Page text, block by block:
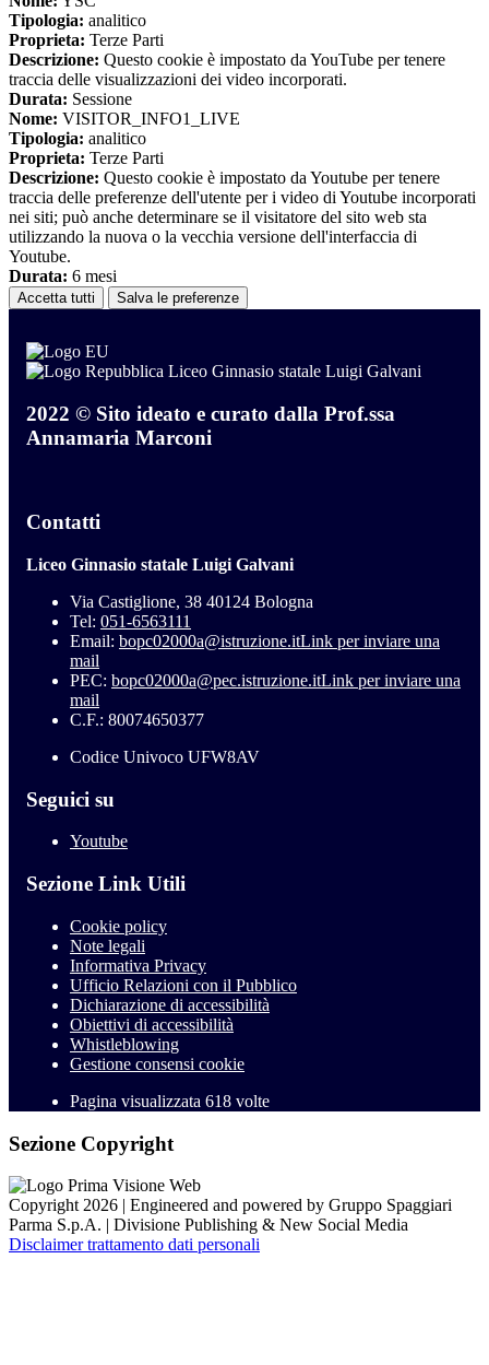
Tipologia: analitico
Proprieta: Terze Parti
Descrizione: Questo cookie è impostato da YouTube per tenere
traccia delle visualizzazioni dei video incorporati.
Durata: Sessione
Nome: VISITOR_INFO1_LIVE
Tipologia: analitico
Proprieta: Terze Parti
Descrizione: Questo cookie è impostato da Youtube per tenere
traccia delle preferenze dell'utente per i video di Youtube incorporati
nei siti; può anche determinare se il visitatore del sito web sta
utilizzando la nuova o la vecchia versione dell'interfaccia di
Youtube.
Durata: 6 mesi
Accetta tutti Salva le preferenze
Liceo Ginnasio statale Luigi Galvani
2022 © Sito ideato e curato dalla Prof.ssa
Annamaria Marconi
Contatti
Liceo Ginnasio statale Luigi Galvani
Via Castiglione, 38 40124 Bologna
Tel: 051-6563111
Email: bopc02000a@istruzione.itLink per inviare una
mail
PEC: bopc02000a@pec.istruzione.itLink per inviare una
mail
C.F.: 80074650377
Codice Univoco UFW8AV
Seguici su
Youtube
Sezione Link Utili
Cookie policy
Note legali
Informativa Privacy
Ufficio Relazioni con il Pubblico
Dichiarazione di accessibilità
Obiettivi di accessibilità
Whistleblowing
Gestione consensi cookie
Pagina visualizzata 618 volte
Sezione Copyright
Copyright 2026 | Engineered and powered by Gruppo Spaggiari
Parma S.p.A. | Divisione Publishing & New Social Media
Disclaimer trattamento dati personali